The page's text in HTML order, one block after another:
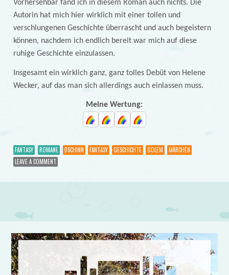
Vorhersehbar fand ich in diesem Roman auch nichts. Die
Autorin hat mich hier wirklich mit einer tollen und
verschlungenen Geschichte überrascht und auch begeistern
können, nachdem ich endlich bereit war mich auf diese
ruhige Geschichte einzulassen.
Insgesamt ein wirklich ganz, ganz tolles Debüt von Helene
Wecker, auf das man sich allerdings auch einlassen muss.
Meine Wertung:
FANTASY ROMANE DSCHINN FANTASY GESCHICHTE GOLEM
MÄRCHEN
LEAVE A COMMENT
Post navigation